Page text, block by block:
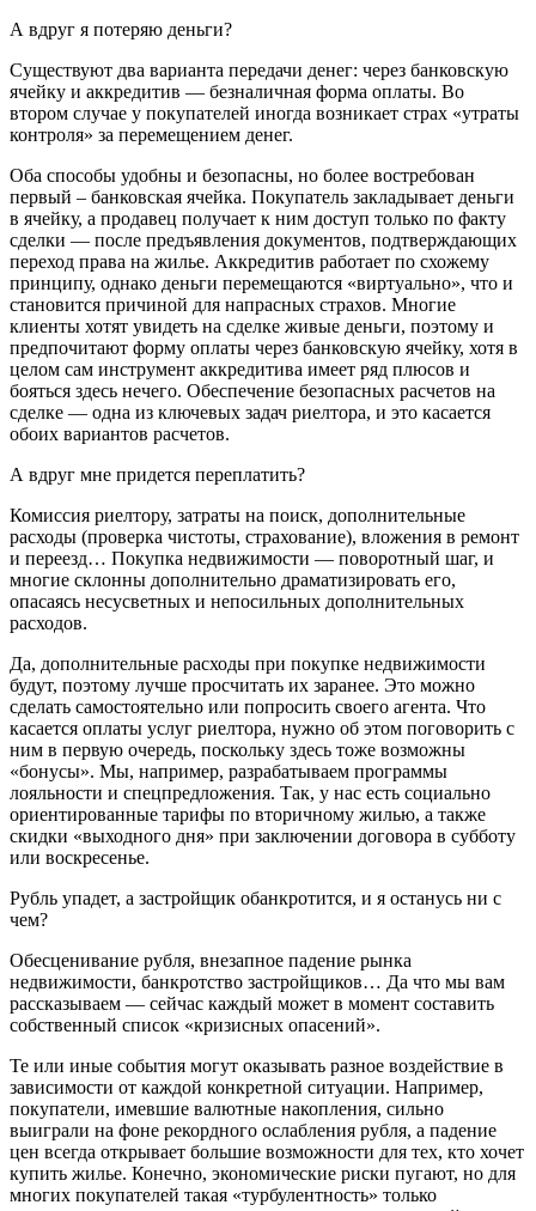
А вдруг я потеряю деньги?
Существуют два варианта передачи денег: через банковскую
ячейку и аккредитив — безналичная форма оплаты. Во
втором случае у покупателей иногда возникает страх «утраты
контроля» за перемещением денег.
Оба способы удобны и безопасны, но более востребован
первый – банковская ячейка. Покупатель закладывает деньги
в ячейку, а продавец получает к ним доступ только по факту
сделки — после предъявления документов, подтверждающих
переход права на жилье. Аккредитив работает по схожему
принципу, однако деньги перемещаются «виртуально», что и
становится причиной для напрасных страхов. Многие
клиенты хотят увидеть на сделке живые деньги, поэтому и
предпочитают форму оплаты через банковскую ячейку, хотя в
целом сам инструмент аккредитива имеет ряд плюсов и
бояться здесь нечего. Обеспечение безопасных расчетов на
сделке — одна из ключевых задач риелтора, и это касается
обоих вариантов расчетов.
А вдруг мне придется переплатить?
Комиссия риелтору, затраты на поиск, дополнительные
расходы (проверка чистоты, страхование), вложения в ремонт
и переезд… Покупка недвижимости — поворотный шаг, и
многие склонны дополнительно драматизировать его,
опасаясь несусветных и непосильных дополнительных
расходов.
Да, дополнительные расходы при покупке недвижимости
будут, поэтому лучше просчитать их заранее. Это можно
сделать самостоятельно или попросить своего агента. Что
касается оплаты услуг риелтора, нужно об этом поговорить с
ним в первую очередь, поскольку здесь тоже возможны
«бонусы». Мы, например, разрабатываем программы
лояльности и спецпредложения. Так, у нас есть социально
ориентированные тарифы по вторичному жилью, а также
скидки «выходного дня» при заключении договора в субботу
или воскресенье.
Рубль упадет, а застройщик обанкротится, и я останусь ни с
чем?
Обесценивание рубля, внезапное падение рынка
недвижимости, банкротство застройщиков… Да что мы вам
рассказываем — сейчас каждый может в момент составить
собственный список «кризисных опасений».
Те или иные события могут оказывать разное воздействие в
зависимости от каждой конкретной ситуации. Например,
покупатели, имевшие валютные накопления, сильно
выиграли на фоне рекордного ослабления рубля, а падение
цен всегда открывает большие возможности для тех, кто хочет
купить жилье. Конечно, экономические риски пугают, но для
многих покупателей такая «турбулентность» только